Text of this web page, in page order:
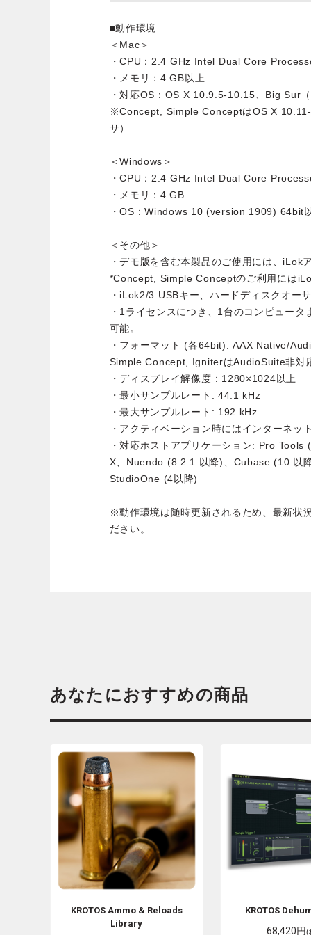
■動作環境
＜Mac＞
・CPU：2.4 GHz Intel Dual Core
・メモリ：4 GB以上
・対応OS：OS X 10.9.5-10.15、Big Sur
※Concept, Simple ConceptはOS X
サ）
＜Windows＞
・CPU：2.4 GHz Intel Dual Core
・メモリ：4 GB
・OS：Windows 10 (version 1909) 64bit
＜その他＞
・デモ版を含む本製品のご使用には、iLok
*Concept, Simple Conceptのご利用には
・iLok2/3 USBキー、ハードディスクオー
・1ライセンスにつき、1台のコンピュー
可能。
・フォーマット (各64bit): AAX Native/
Simple Concept, IgniterはAudioSuite非対
・ディスプレイ解像度：1280×1024以上
・最小サンプルレート: 44.1 kHz
・最大サンプルレート: 192 kHz
・アクティベーション時にはインターネッ
・対応ホストアプリケーション: Pro
X、Nuendo (8.2.1 以降)、Cubase (10 以
StudioOne (4以降)
※動作環境は随時更新されるため、最新状
ださい。
あなたにおすすめの商品
KROTOS Ammo & Reloads
Library
KROTOS
68,420円(